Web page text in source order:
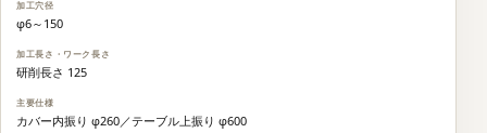
φ6～150
研削長さ 125
カバー内振り φ260／テーブル上振り φ600